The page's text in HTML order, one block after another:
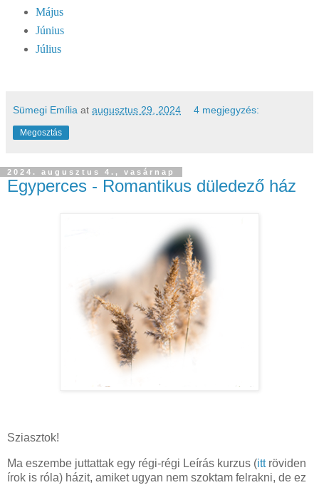
Május
Június
Július
Sümegi Emília at augusztus 29, 2024 4 megjegyzés:
Megosztás
2024. augusztus 4., vasárnap
Egyperces - Romantikus düledező ház
Sziasztok!
Ma eszembe juttattak egy régi-régi Leírás kurzus (ittröviden
írok is róla) házit, amiket ugyan nem szoktam felrakni, de ez